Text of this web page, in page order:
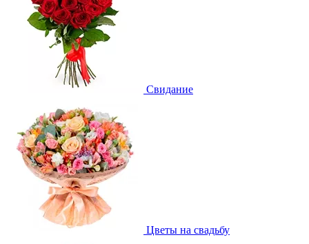
Свидание
Цветы на свадьбу